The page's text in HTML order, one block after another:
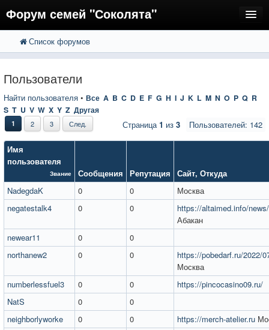
Форум семей "Соколята"
FAQ
Вход
Список форумов
Пользователи
Найти пользователя • Все A B C D E F G H I J K L M N O P Q R
S T U V W X Y Z Другая
Пользователей: 142
1 2 3 След. Страница1 из 3
Имя
пользователя
Звание Сообщения Репутация Сайт, Откуда
NadegdaK
0 0
Москва
negatestalk4
0 0
https://altaimed.info/
Абакан
newear11
0
0
northanew2
0 0
https://pobedarf.ru/2022/
Москва
numberlessfuel3
0 0
https://pincocasino09.ru/
NatS
0
0
neighborlyworke
0 0 https://merch-atelier.ru